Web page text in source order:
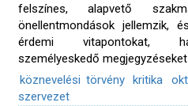
felszínes, alapvető
önellentmondások jellemzik,
érdemi vitapontokat,
személyeskedő
köznevelési törvény kritika
szervezet